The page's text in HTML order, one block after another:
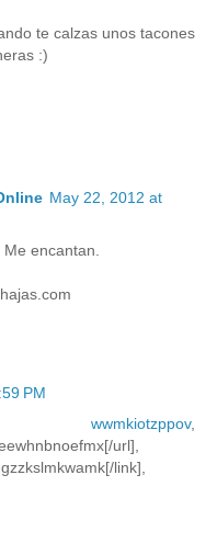
te calzas unos tacones
:)
May 22, 2012 at
encantan.
PM
wwmkiotzppov,
url],
link],